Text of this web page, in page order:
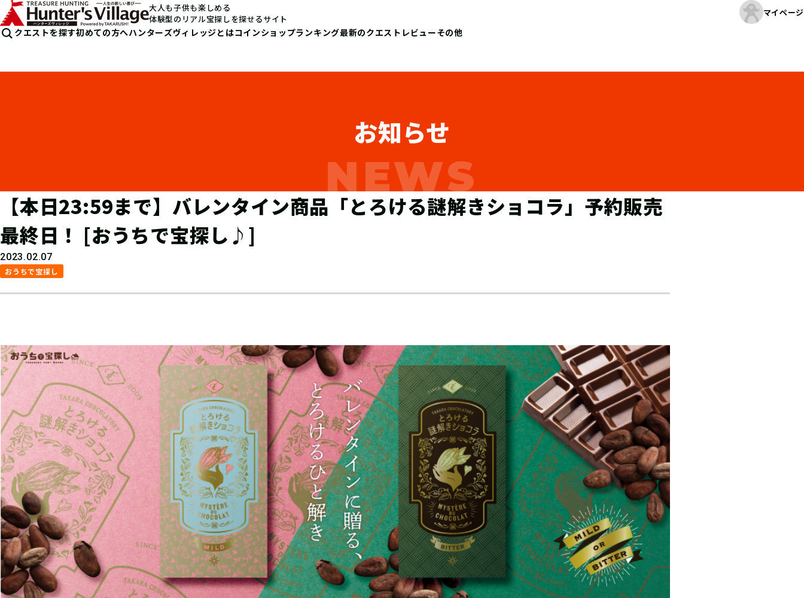
大人も子供も楽しめる
体験型のリアル宝探しを探せるサイト
マイページ
クエストを探す初めての方へハンターズヴィレッジとはコインショップランキング最新のクエストレビューその他
お知らせ
【本日23:59まで】バレンタイン商品「とろける謎解きショコラ」予約販売
最終日！ [おうちで宝探し♪]
2023.02.07
おうちで宝探し